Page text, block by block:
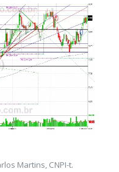
Martins, CNPI-t.